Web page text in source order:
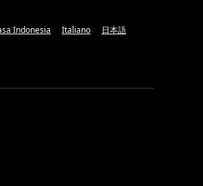
Indonesia Italiano 日本語